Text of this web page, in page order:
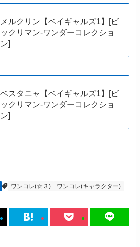
メルクリン【ベイギャルズ1】[ビ
ックリマン-ワンダーコレクショ
ン]
ベスタニャ【ベイギャルズ1】[ビ
ックリマン-ワンダーコレクショ
ン]
ワンコレ(☆３) ワンコレ(キャラクター)